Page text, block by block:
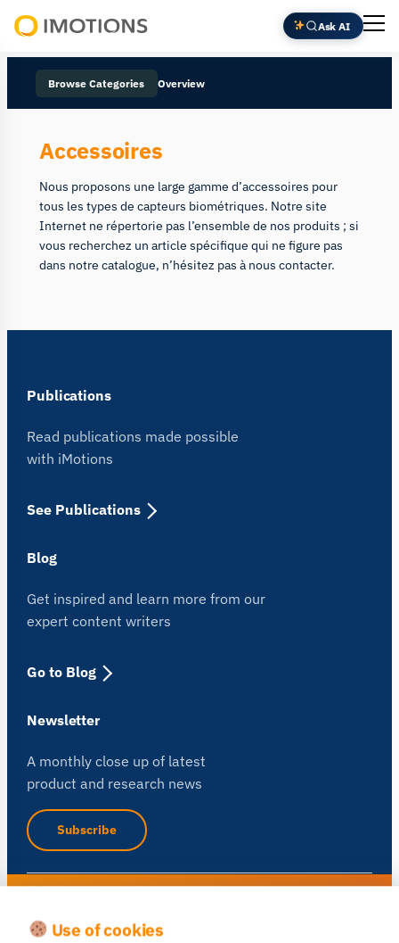
Human
Insight
Ask AI
Browse Categories Overview
Accessoires
Nous proposons une large gamme d’accessoires pour
tous les types de capteurs biométriques. Notre site
Internet ne répertorie pas l’ensemble de nos produits ; si
vous recherchez un article spécifique qui ne figure pas
dans notre catalogue, n’hésitez pas à nous contacter.
Publications
Read publications made possible
with iMotions
See Publications
Blog
Get inspired and learn more from our
expert content writers
Go to Blog
Newsletter
A monthly close up of latest
product and research news
Subscribe
See human behavior in a new light
Use of cookies